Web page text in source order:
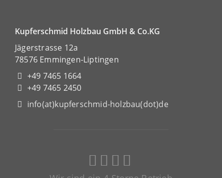
Kupferschmid Holzbau GmbH & Co.KG
Jägerstrasse 12a
78576 Emmingen-Liptingen
+49 7465 1664
+49 7465 2450
info(at)kupferschmid-holzbau(dot)de